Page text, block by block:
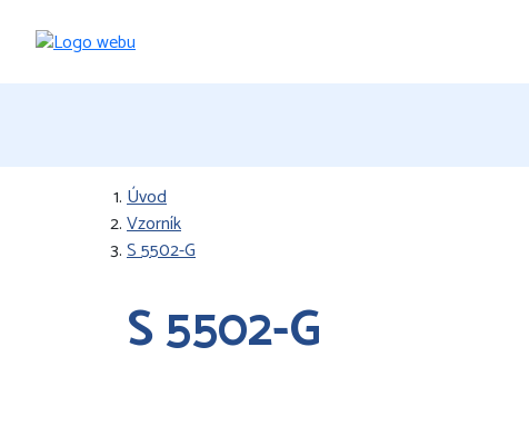
Úvod
Vzorník
S 5502-G
S 5502-G